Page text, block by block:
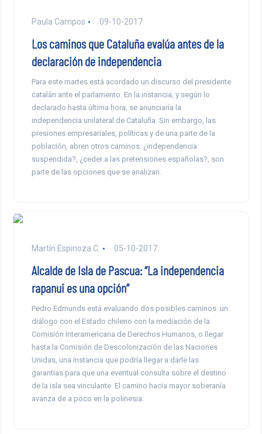
Paula Campos 09-10-2017
Los caminos que Cataluña evalúa antes de la
declaración de independencia
Para este martes está acordado un discurso del presidente
catalán ante el parlamento. En la instancia, y según lo
declarado hasta última hora, se anunciaría la
independencia unilateral de Cataluña. Sin embargo, las
presiones empresariales, políticas y de una parte de la
población, abren otros caminos: ¿independencia
suspendida?, ¿ceder a las pretensiones españolas?, son
parte de las opciones que se analizan.
Martín Espinoza C. 05-10-2017
Alcalde de Isla de Pascua: “La independencia
rapanui es una opción”
Pedro Edmunds está evaluando dos posibles caminos: un
diálogo con el Estado chileno con la mediación de la
Comisión Interamericana de Derechos Humanos, o llegar
hasta la Comisión de Descolonización de las Naciones
Unidas, una instancia que podría llegar a darle las
garantías para que una eventual consulta sobre el destino
de la isla sea vinculante. El camino hacia mayor soberanía
avanza de a poco en la polinesia.